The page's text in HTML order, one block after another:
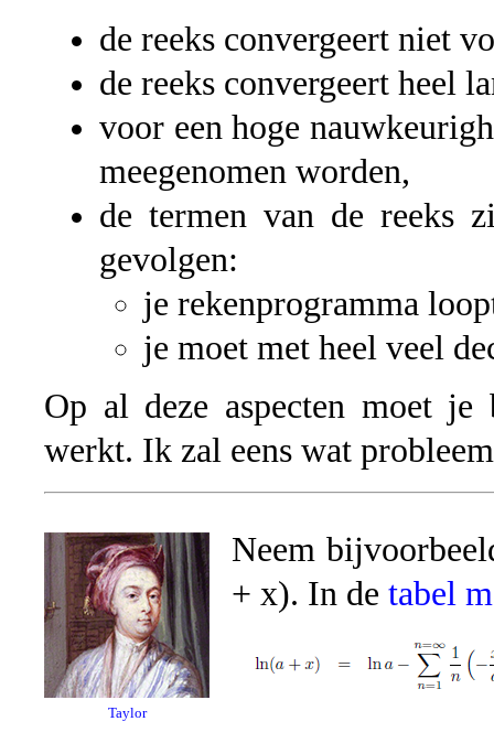
de reeks convergeert niet
de reeks convergeert heel
voor een hoge
meegenomen worden,
de termen van de reeks
gevolgen:
je rekenprogramma
je moet met heel veel
Op al deze aspecten moet je
werkt. Ik zal eens wat
Taylor
Neem
+ x). In de tabel